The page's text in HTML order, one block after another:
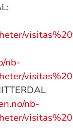
nb-
nb-